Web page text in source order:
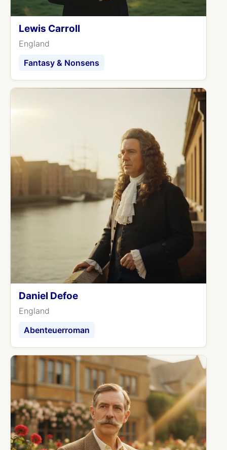
Lewis Carroll
England
Fantasy & Nonsens
Daniel Defoe
England
Abenteuerroman